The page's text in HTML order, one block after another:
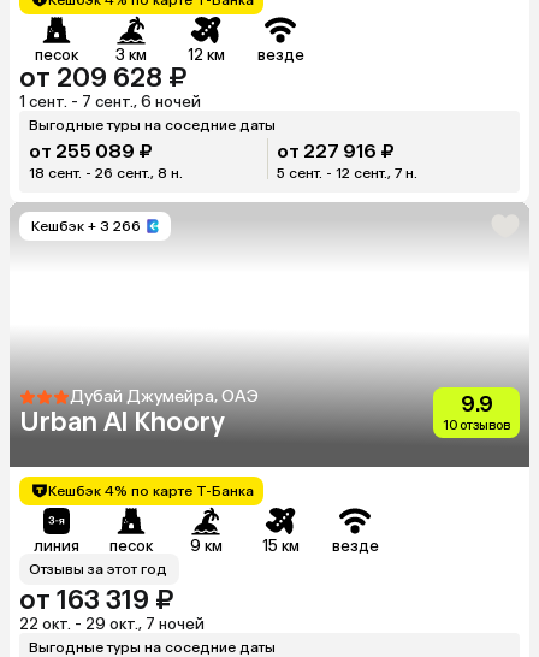
песок 3 км 12 км везде
от 209 628 ₽
1 сент. - 7 сент., 6 ночей
Выгодные туры на соседние даты
от 255 089 ₽
18 сент. - 26 сент., 8 н.
от 227 916 ₽
5 сент. - 12 сент., 7 н.
Кешбэк + 3 266
Дубай Джумейра, ОАЭ
Urban Al Khoory
9.9
10 отзывов
Кешбэк 4% по карте Т-Банка
линия песок 9 км 15 км везде
Отзывы за этот год
от 163 319 ₽
22 окт. - 29 окт., 7 ночей
Выгодные туры на соседние даты